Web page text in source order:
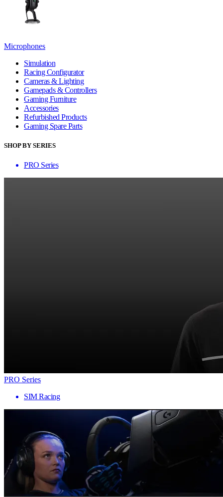
Microphones
Simulation
Racing Configurator
Cameras & Lighting
Gamepads & Controllers
Gaming Furniture
Accessories
Refurbished Products
Gaming Spare Parts
SHOP BY SERIES
PRO Series
PRO Series
SIM Racing